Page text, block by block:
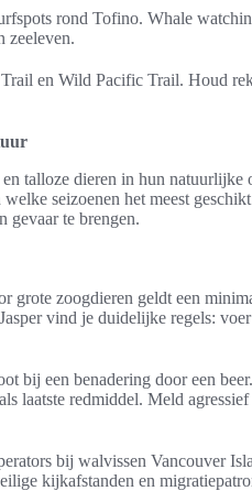
rond Tofino. Whale
zeeleven.
en Wild Pacific Trail. Houd
talloze dieren in hun natuurlijke
seizoenen het meest
gevaar te brengen.
grote zoogdieren geldt een
vind je duidelijke regels:
bij een benadering door een
laatste redmiddel. Meld
bij walvissen Vancouver
kijkafstanden en